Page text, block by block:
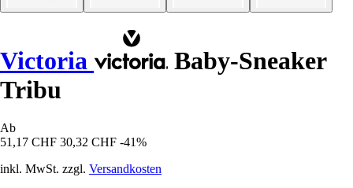
Victoria
Baby-Sneaker
Tribu
Ab
51,17 CHF 30,32 CHF -41%
inkl. MwSt. zzgl. Versandkosten